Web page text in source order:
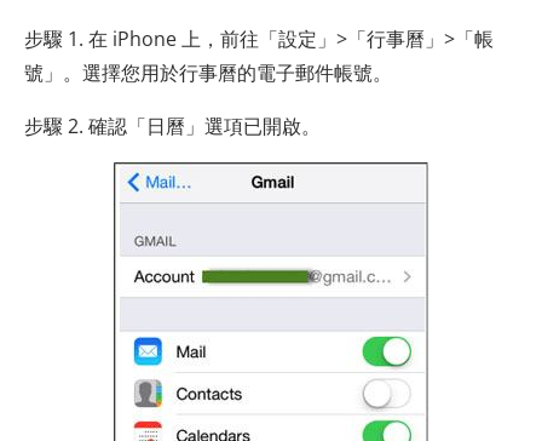
步驟 1. 在 iPhone 上，前往「設定」>「行事曆」>「帳
號」。選擇您用於行事曆的電子郵件帳號。
步驟 2. 確認「日曆」選項已開啟。